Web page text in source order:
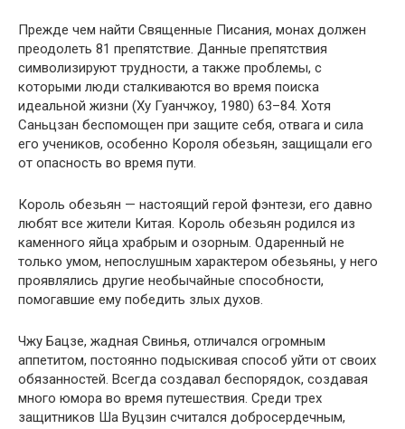
Прежде чем найти Священные Писания, монах должен
преодолеть 81 препятствие. Данные препятствия
символизируют трудности, а также проблемы, с
которыми люди сталкиваются во время поиска
идеальной жизни (Ху Гуанчжоу, 1980) 63–84. Хотя
Саньцзан беспомощен при защите себя, отвага и сила
его учеников, особенно Короля обезьян, защищали его
от опасность во время пути.
Король обезьян — настоящий герой фэнтези, его давно
любят все жители Китая. Король обезьян родился из
каменного яйца храбрым и озорным. Одаренный не
только умом, непослушным характером обезьяны, у него
проявлялись другие необычайные способности,
помогавшие ему победить злых духов.
Чжу Бацзе, жадная Свинья, отличался огромным
аппетитом, постоянно подыскивая способ уйти от своих
обязанностей. Всегда создавал беспорядок, создавая
много юмора во время путешествия. Среди трех
защитников Ша Вуцзин считался добросердечным,